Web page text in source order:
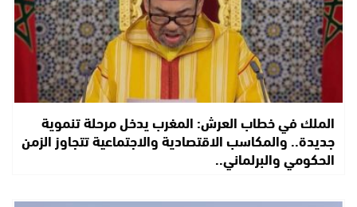
الملك في خطاب العرش: المغرب يدخل مرحلة تنموية
جديدة.. والمكاسب الاقتصادية والاجتماعية تتجاوز الزمن
الحكومي والبرلماني..